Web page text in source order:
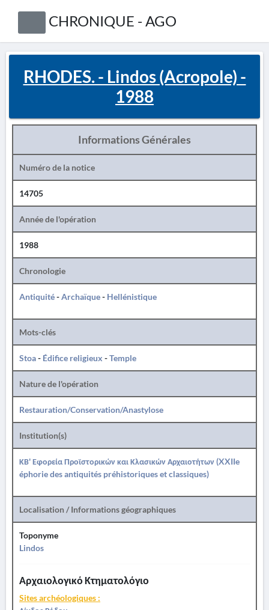
CHRONIQUE - AGO
RHODES. - Lindos (Acropole) -
1988
Informations Générales
Numéro de la notice
14705
Année de l'opération
1988
Chronologie
Antiquité-Archaïque- Hellénistique
Mots-clés
Stoa- Édifice religieux -Temple
Nature de l'opération
Restauration/Conservation/Anastylose
Institution(s)
ΚΒ' Εφορεία Προϊστορικών και Κλασικών Αρχαιοτήτων (XXIIe
éphorie des antiquités préhistoriques et classiques)
Localisation / Informations géographiques
Toponyme
Lindos
Αρχαιολογικό Κτηματολόγιο
Sites archéologiques :